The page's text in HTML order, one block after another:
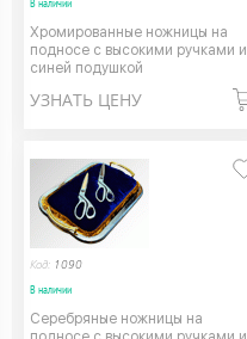
Хромированные ножницы на
подносе с высокими ручками и
синей подушкой
УЗНАТЬ ЦЕНУ
Код: 1090
В наличии
Серебряные ножницы на